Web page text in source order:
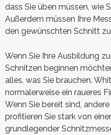
dass Sie üben müssen, wie
Außerdem müssen Ihre
den gewünschten Schnitt
Wenn Sie Ihre Ausbildung
Schnitzen beginnen
alles, was Sie brauchen.
normalerweise ein raueres
Wenn Sie bereit sind,
profitieren Sie stark von
grundlegender